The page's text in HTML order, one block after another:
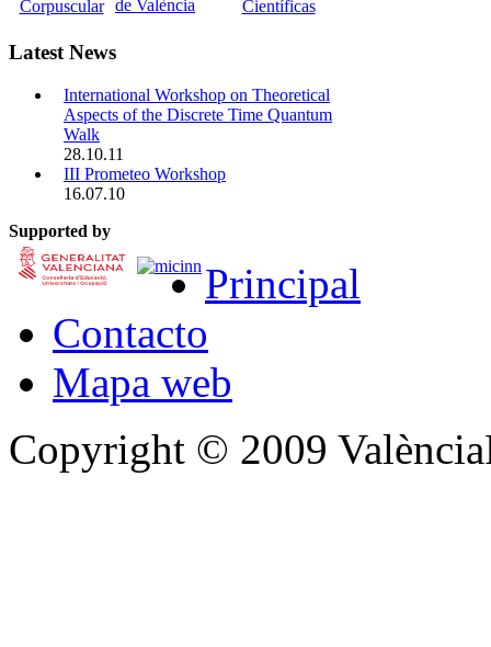
Latest News
International Workshop on Theoretical
Aspects of the Discrete Time Quantum
Walk
28.10.11
III Prometeo Workshop
16.07.10
Supported by
Principal
Contacto
Mapa web
Copyright © 2009